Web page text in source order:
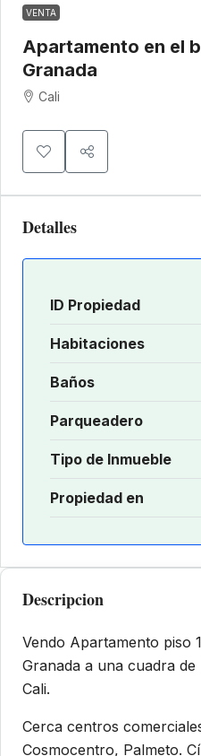
VENTA
Apartamento en el
Granada
Cali
Detalles
ID Propiedad
Habitaciones
Baños
Parqueadero
Tipo de Inmueble
Propiedad en
Descripcion
Vendo Apartamento piso
Granada a una cuadra de
Cali.
Cerca centros
Cosmocentro, Palmeto.